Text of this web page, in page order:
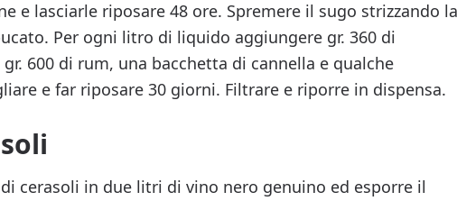
e lasciarle riposare 48 ore. Spremere il sugo strizzando la
Per ogni litro di liquido aggiungere gr. 360 di
600 di rum, una bacchetta di cannella e qualche
e far riposare 30 giorni. Filtrare e riporre in dispensa.
cerasoli in due litri di vino nero genuino ed esporre il